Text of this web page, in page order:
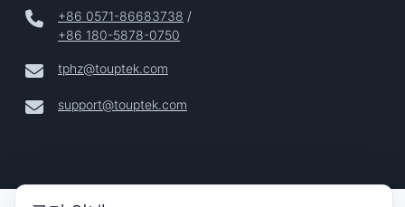
+86 0571-86683738 /
+86 180-5878-0750
tphz@touptek.com
support@touptek.com